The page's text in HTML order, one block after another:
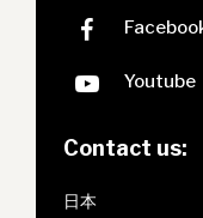
Contact us:
日本